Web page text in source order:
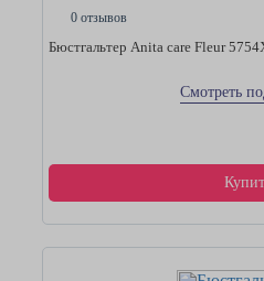
0 отзывов
Бюстгальтер Anita care Fleur
Смотреть